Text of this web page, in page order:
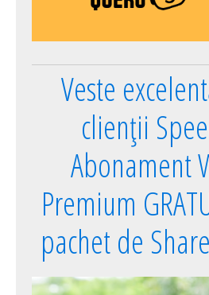
Veste
clienții
Abonament
Premium
pachet de